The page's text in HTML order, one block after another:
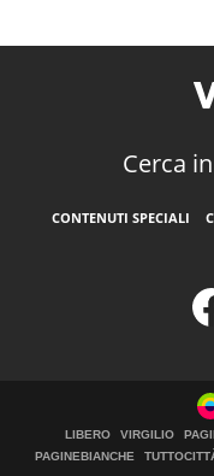
Cerca
CONTENUTI SPECIALI
LIBERO VIRGILIO
PAGINEBIANCHE